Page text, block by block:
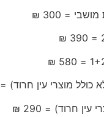
= 300 ₪
מוצרי עין חרוד) = 290 ₪
חרוד) = 290 ₪